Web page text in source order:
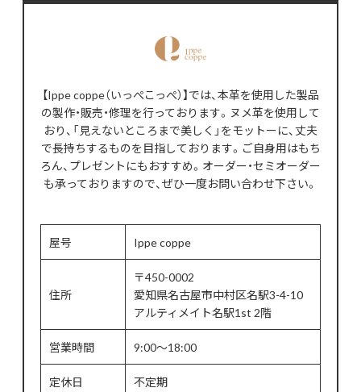
【Ippe coppe（いっぺこっぺ）】では、本革を使用した製品
の製作・販売・修理を行っております。ヌメ革を使用して
おり、「見えないところまで美しく」をモットーに、丈夫
で長持ちするものを目指しております。ご自身用はもち
ろん、プレゼントにもおすすめ。オーダー・セミオーダー
も承っておりますので、ぜひ一度お問い合わせ下さい。
屋号 Ippe coppe
住所
〒450-0002
愛知県名古屋市中村区名駅3-4-10
アルティメイト名駅1st 2階
営業時間 9:00～18:00
定休日 不定期